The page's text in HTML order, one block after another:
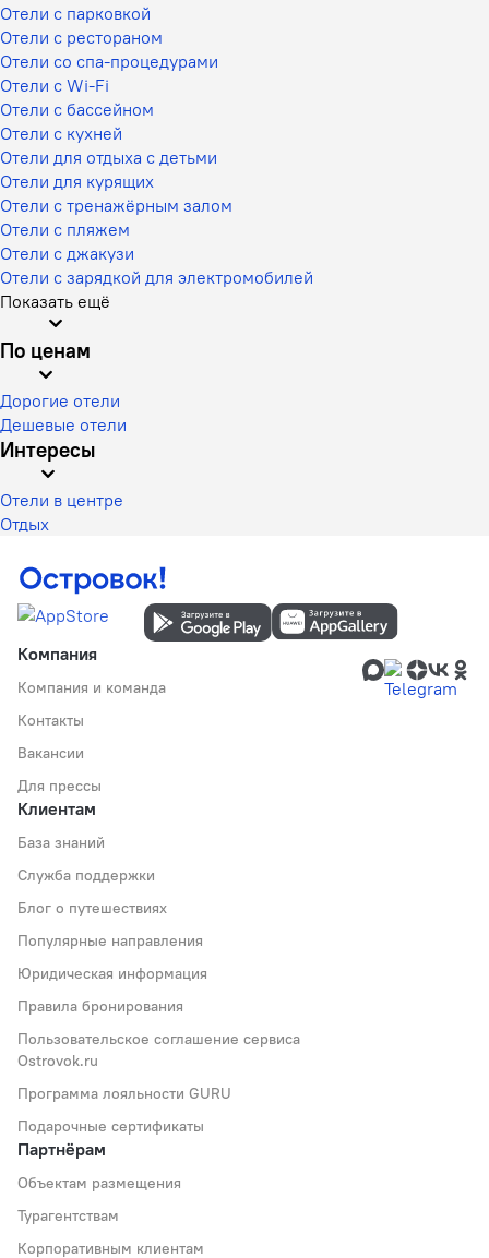
Отели с парковкой
Отели с рестораном
Отели со спа-процедурами
Отели с Wi-Fi
Отели с бассейном
Отели с кухней
Отели для отдыха с детьми
Отели для курящих
Отели с тренажёрным залом
Отели с пляжем
Отели с джакузи
Отели с зарядкой для электромобилей
Показать ещё
По ценам
Дорогие отели
Дешевые отели
Интересы
Отели в центре
Отдых
Компания
Компания и команда
Контакты
Вакансии
Для прессы
Клиентам
База знаний
Служба поддержки
Блог о путешествиях
Популярные направления
Юридическая информация
Правила бронирования
Пользовательское соглашение сервиса
Ostrovok.ru
Программа лояльности GURU
Подарочные сертификаты
Партнёрам
Объектам размещения
Турагентствам
Корпоративным клиентам